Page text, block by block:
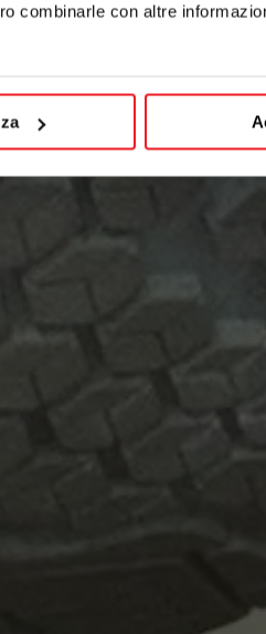
combinarle con altre